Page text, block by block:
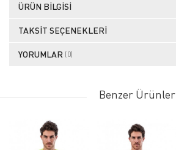
ÜRÜN BILGISI
TAKSIT SEÇENEKLERI
YORUMLAR (0)
Benzer Ürünler